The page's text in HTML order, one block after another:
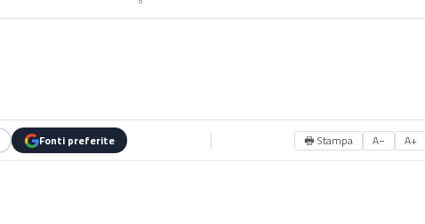
Fonti preferite 🖶 Stampa A− A+